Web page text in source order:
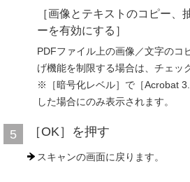
［画像とテキストのコピー、
ーを有効にする］
PDFファイル上の画像／文字のコ
げ機能を制限する場合は、チェッ
※［暗号化レベル］で［Acrobat
した場合にのみ表示されます。
5 ［OK］を押す
スキャンの画面に戻ります。